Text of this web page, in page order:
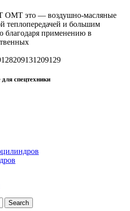
OMT это — воздушно-масляные
теплопередачей и большим
благодаря применению в
спецтехники
Search